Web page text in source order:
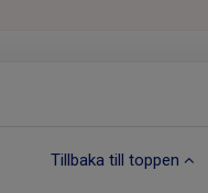
Tillbaka till toppen